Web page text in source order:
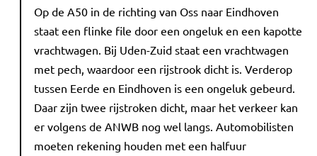
Op de A50 in de richting van Oss naar Eindhoven
staat een flinke file door een ongeluk en een kapotte
vrachtwagen. Bij Uden-Zuid staat een vrachtwagen
met pech, waardoor een rijstrook dicht is. Verderop
tussen Eerde en Eindhoven is een ongeluk gebeurd.
Daar zijn twee rijstroken dicht, maar het verkeer kan
er volgens de ANWB nog wel langs. Automobilisten
moeten rekening houden met een halfuur